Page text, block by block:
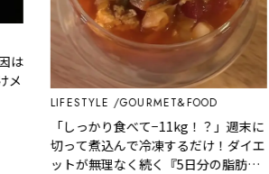
LIFESTYLE GOURMET&FOOD
「しっかり食べて−11kg！？」週末に
切って煮込んで冷凍するだけ！ダイエ
ットが無理なく続く『5日分の脂肪燃